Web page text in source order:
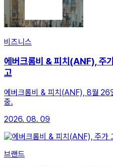
비즈니스
에버크롬비 & 피치(ANF), 주
고
에버크롬비 & 피치(ANF), 8월 26
중.
2026. 08. 09
브랜드